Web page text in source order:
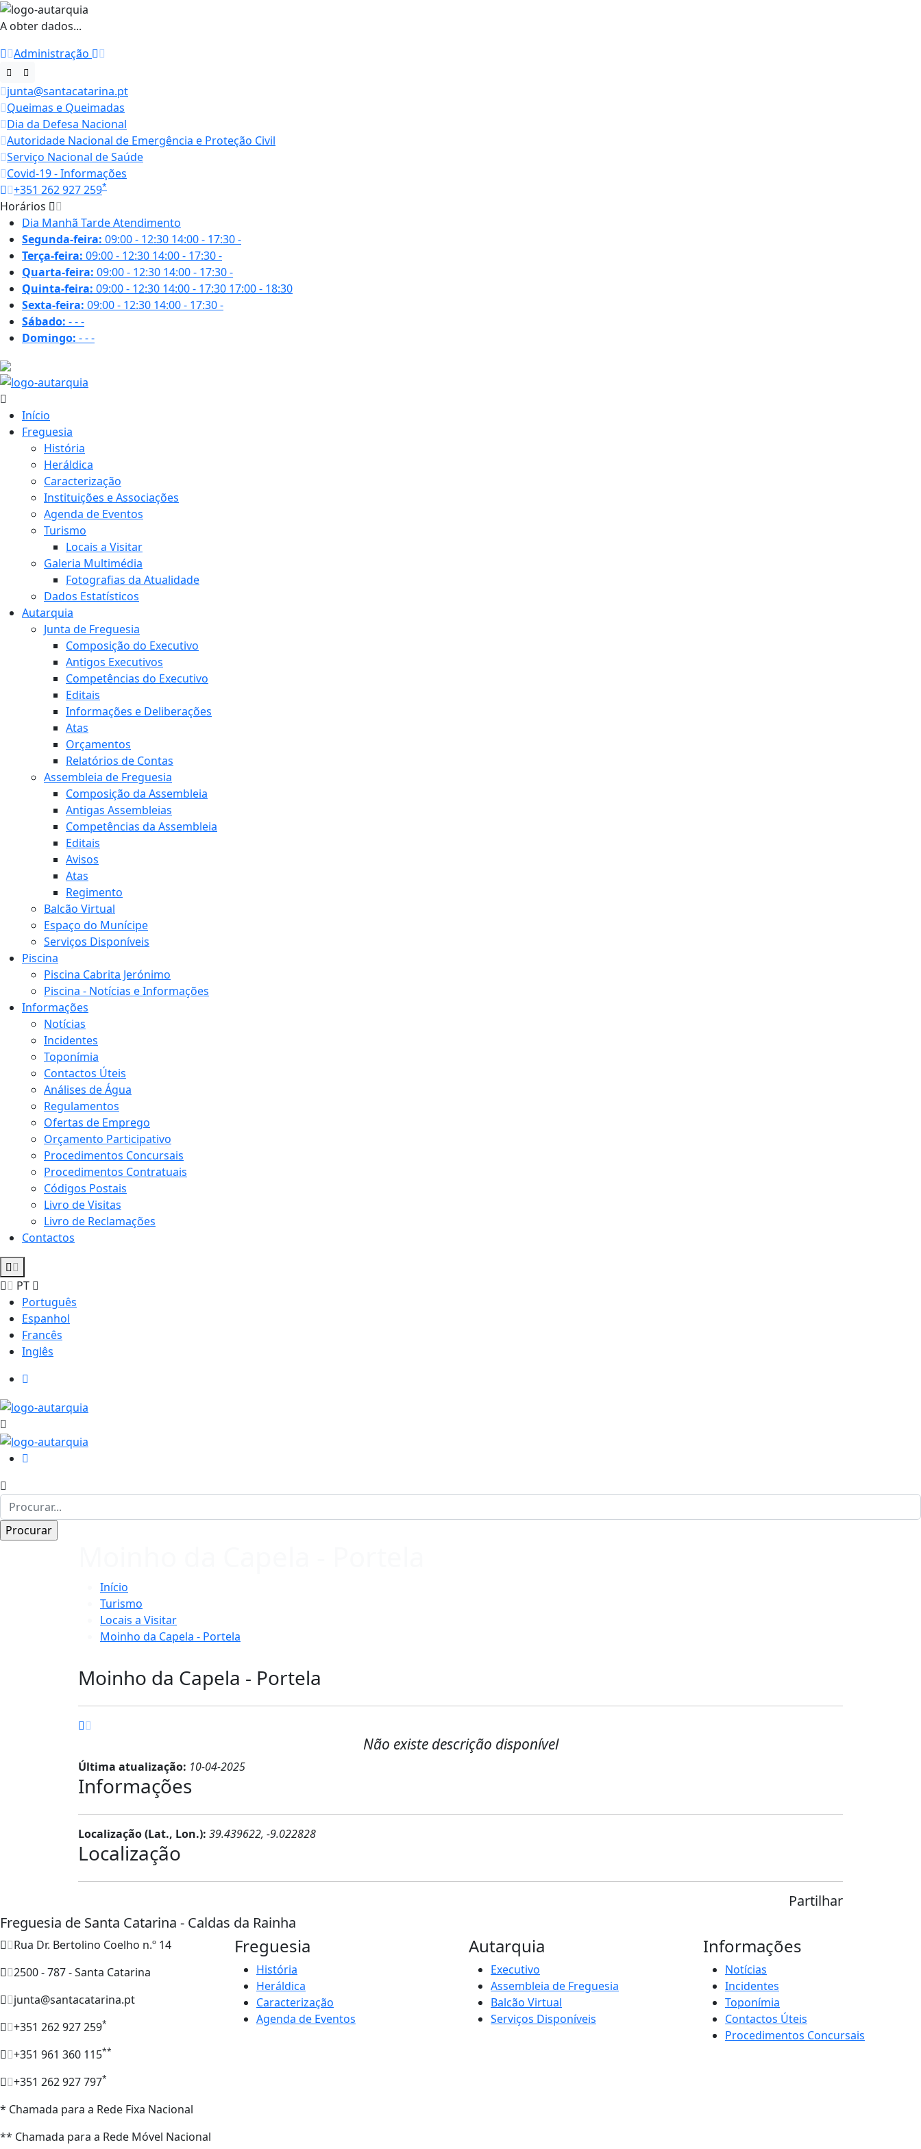
A obter dados...
Administração
junta@santacatarina.pt
Queimas e Queimadas
Dia da Defesa Nacional
Autoridade Nacional de Emergência e Proteção Civil
Serviço Nacional de Saúde
Covid-19 - Informações
+351 262 927 259*
Horários
Dia Manhã TardeAtendimento
Segunda-feira: 09:00 - 12:30 14:00 - 17:30-
Terça-feira: 09:00 - 12:30 14:00 - 17:30-
Quarta-feira: 09:00 - 12:30 14:00 - 17:30-
Quinta-feira: 09:00 - 12:30 14:00 - 17:30 17:00 - 18:30
Sexta-feira: 09:00 - 12:30 14:00 - 17:30-
Sábado: ---
Domingo: ---
Início
Freguesia
História
Heráldica
Caracterização
Instituições e Associações
Agenda de Eventos
Turismo
Locais a Visitar
Galeria Multimédia
Fotografias da Atualidade
Dados Estatísticos
Autarquia
Junta de Freguesia
Composição do Executivo
Antigos Executivos
Competências do Executivo
Editais
Informações e Deliberações
Atas
Orçamentos
Relatórios de Contas
Assembleia de Freguesia
Composição da Assembleia
Antigas Assembleias
Competências da Assembleia
Editais
Avisos
Atas
Regimento
Balcão Virtual
Espaço do Munícipe
Serviços Disponíveis
Piscina
Piscina Cabrita Jerónimo
Piscina - Notícias e Informações
Informações
Notícias
Incidentes
Toponímia
Contactos Úteis
Análises de Água
Regulamentos
Ofertas de Emprego
Orçamento Participativo
Procedimentos Concursais
Procedimentos Contratuais
Códigos Postais
Livro de Visitas
Livro de Reclamações
Contactos
PT
Português
Espanhol
Francês
Inglês
Início
Turismo
Locais a Visitar
Moinho da Capela - Portela
Moinho da Capela - Portela
Não existe descrição disponível
Última atualização: 10-04-2025
Informações
Localização (Lat., Lon.): 39.439622, -9.022828
Localização
Partilhar
Freguesia de Santa Catarina - Caldas da Rainha
Rua Dr. Bertolino Coelho n.º 14
2500 - 787 - Santa Catarina
junta@santacatarina.pt
+351 262 927 259*
+351 961 360 115**
+351 262 927 797*
* Chamada para a Rede Fixa Nacional
** Chamada para a Rede Móvel Nacional
Freguesia
História
Heráldica
Caracterização
Agenda de Eventos
Autarquia
Executivo
Assembleia de Freguesia
Balcão Virtual
Serviços Disponíveis
Informações
Notícias
Incidentes
Toponímia
Contactos Úteis
Procedimentos Concursais